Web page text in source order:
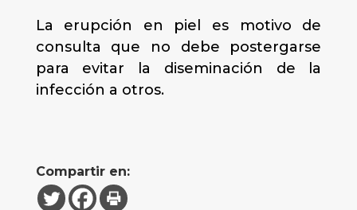
La erupción en piel es motivo de
consulta que no debe postergarse
para evitar la diseminación de la
infección a otros.
Compartir en: